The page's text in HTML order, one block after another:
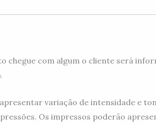
chegue com algum o cliente será
variação de intensidade e
Os impressos poderão